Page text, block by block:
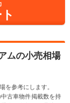
ムの小売相場
を参考にします。
古車物件掲載数を持